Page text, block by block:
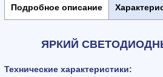
Подробное описание
ЯРКИЙ
Технические характеристики: